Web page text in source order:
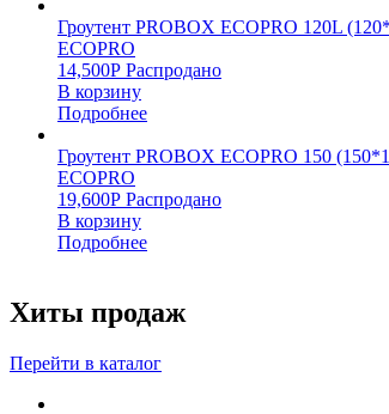
Гроутент PROBOX ECOPRO 120L
ECOPRO
14,500Р Распродано
В корзину
Подробнее
Гроутент PROBOX ECOPRO 150
ECOPRO
19,600Р Распродано
В корзину
Подробнее
Хиты продаж
Перейти в каталог